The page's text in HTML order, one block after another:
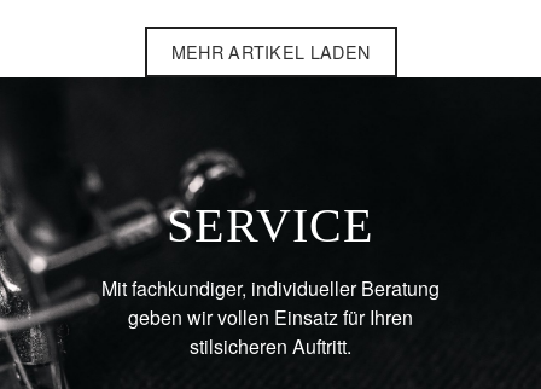
MEHR ARTIKEL LADEN
SERVICE
Mit fachkundiger, individueller Beratung
geben wir vollen Einsatz für Ihren
stilsicheren Auftritt.